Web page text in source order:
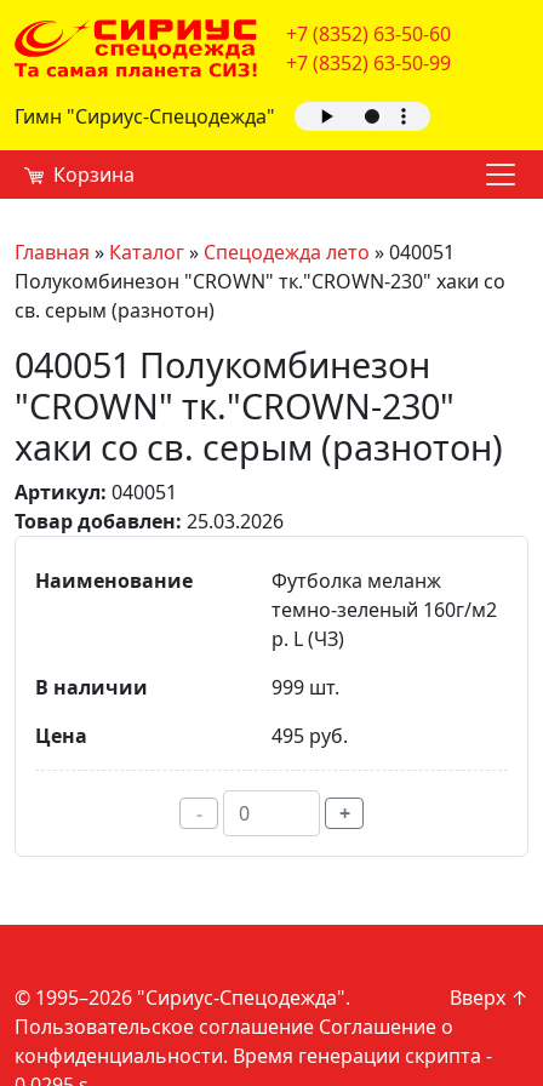
+7 (8352) 63-50-60
+7 (8352) 63-50-99
Гимн "Сириус-Спецодежда"
Корзина
Главная » Каталог» Спецодежда лето »040051
Полукомбинезон "CROWN" тк."CROWN-230" хаки со
св. серым (разнотон)
040051 Полукомбинезон
"CROWN" тк."CROWN-230"
хаки со св. серым (разнотон)
Артикул: 040051
Товар добавлен: 25.03.2026
Футболка меланж
темно-зеленый 160г/м2
р. L (ЧЗ)
999 шт.
495 руб.
- +
Вверх ↑
© 1995–2026 "Сириус-Спецодежда".
Пользовательское соглашение Соглашение о
конфиденциальности. Время генерации скрипта -